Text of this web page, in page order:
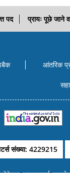
पद प्रायः पूछे जाने
आंतरिक
संख्या: 4229215